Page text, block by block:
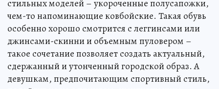
стильных моделей – укороченные полусапожки,
чем-то напоминающие ковбойские. Такая обувь
особенно хорошо смотрится с леггинсами или
джинсами-скинни и объемным пуловером –
такое сочетание позволяет создать актуальный,
сдержанный и утонченный городской образ. А
девушкам, предпочитающим спортивный стиль,